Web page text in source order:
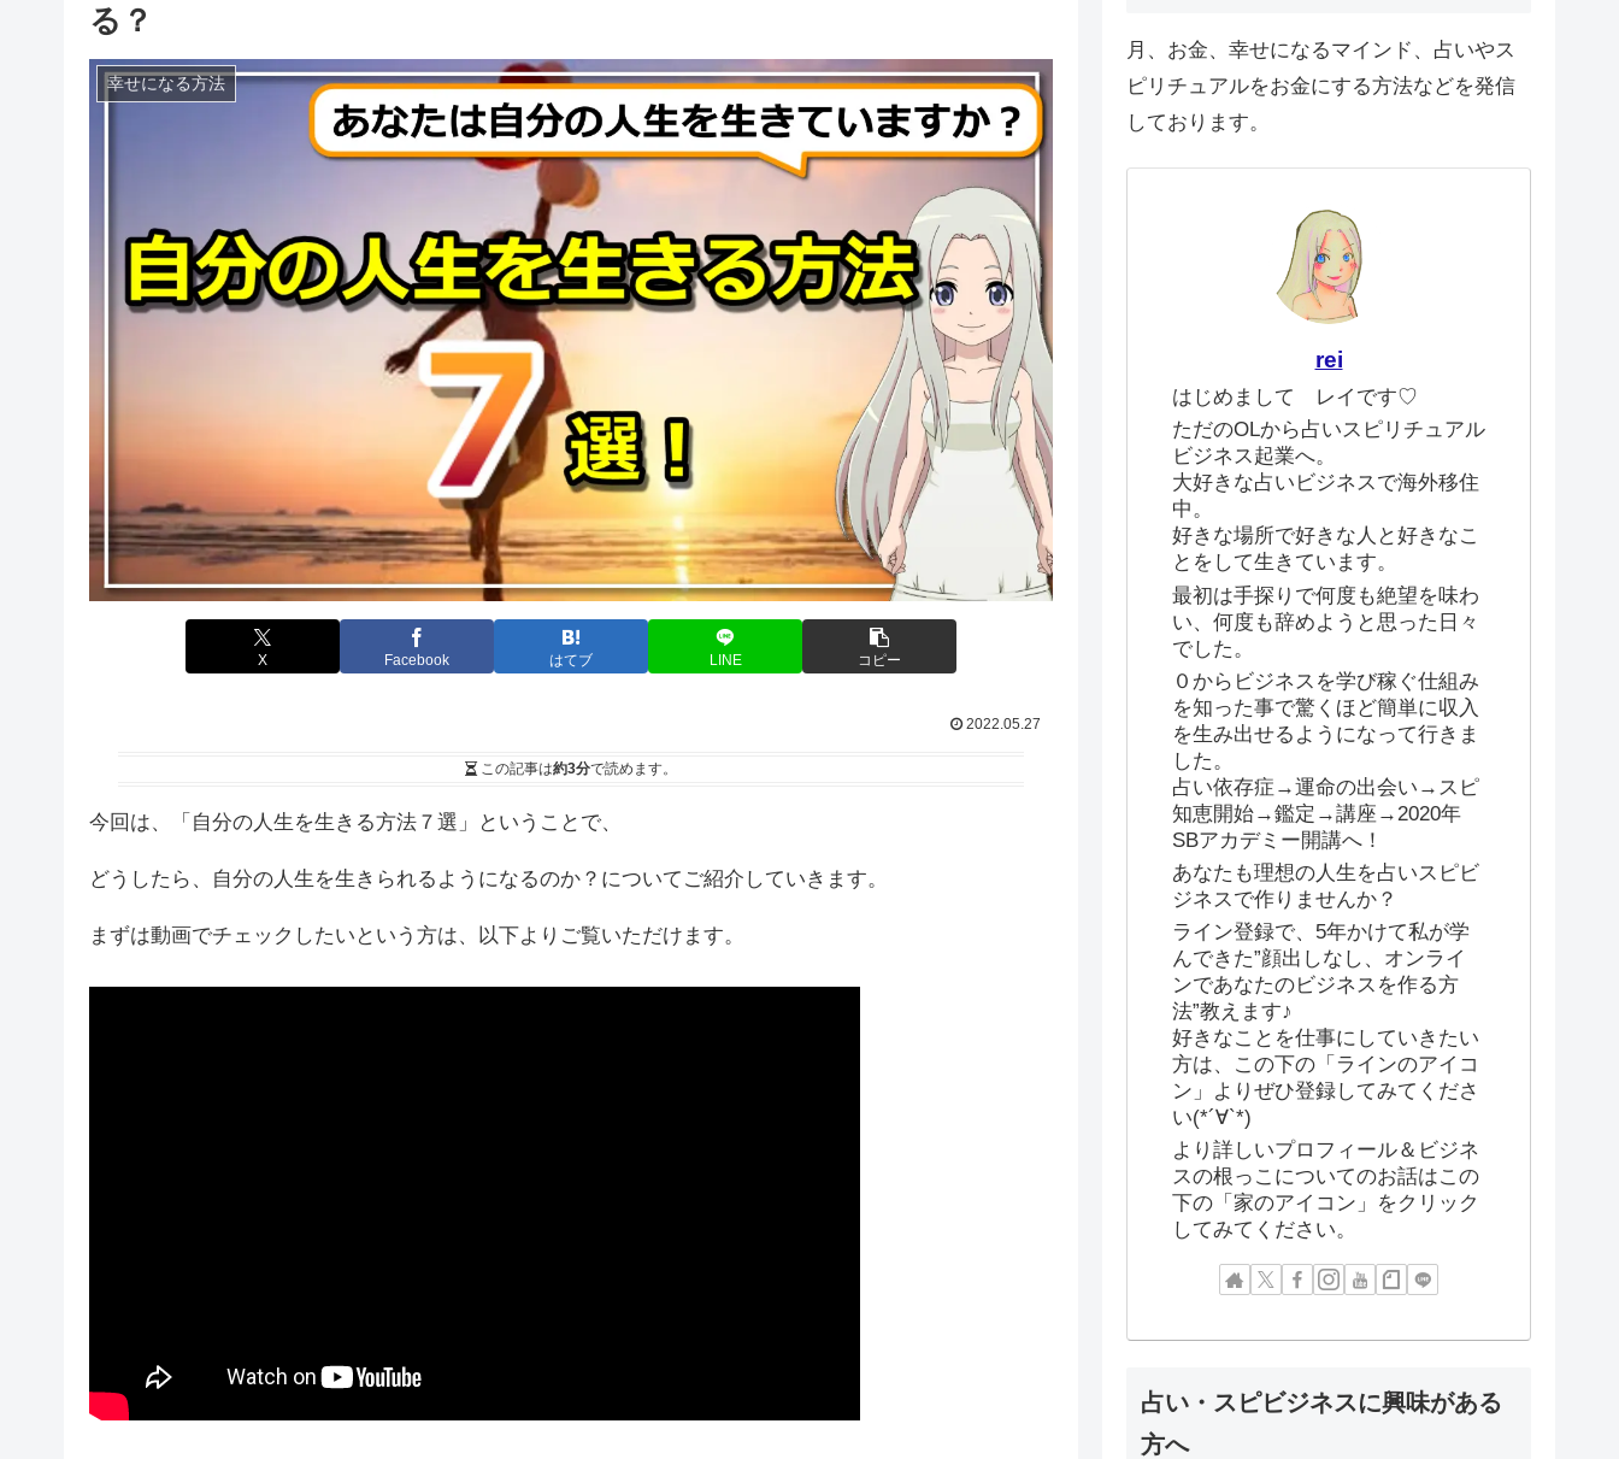
る？
幸せになる方法
X Facebook はてブ LINE コピー
2022.05.27
この記事は約3分で読めます。
今回は、「自分の人生を生きる方法７選」ということで、
どうしたら、自分の人生を生きられるようになるのか？についてご紹介していきます。
まずは動画でチェックしたいという方は、以下よりご覧いただけます。
月、お金、幸せになるマインド、占いやス
ピリチュアルをお金にする方法などを発信
しております。
rei
はじめまして レイです♡
ただのOLから占いスピリチュアル
ビジネス起業へ。
大好きな占いビジネスで海外移住
中。
好きな場所で好きな人と好きなこ
とをして生きています。
最初は手探りで何度も絶望を味わ
い、何度も辞めようと思った日々
でした。
０からビジネスを学び稼ぐ仕組み
を知った事で驚くほど簡単に収入
を生み出せるようになって行きま
した。
占い依存症→運命の出会い→スピ
知恵開始→鑑定→講座→2020年
SBアカデミー開講へ！
あなたも理想の人生を占いスピビ
ジネスで作りませんか？
ライン登録で、5年かけて私が学
んできた”顔出しなし、オンライ
ンであなたのビジネスを作る方
法”教えます♪
好きなことを仕事にしていきたい
方は、この下の「ラインのアイコ
ン」よりぜひ登録してみてくださ
い(*´∀`*)
より詳しいプロフィール＆ビジネ
スの根っこについてのお話はこの
下の「家のアイコン」をクリック
してみてください。
占い・スピビジネスに興味がある
方へ